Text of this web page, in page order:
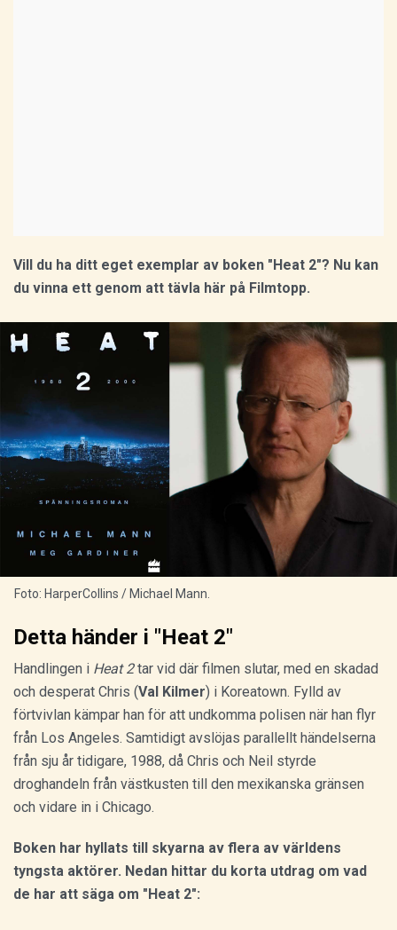
Vill du ha ditt eget exemplar av boken "Heat 2"? Nu kan
du vinna ett genom att tävla här på Filmtopp.
Foto: HarperCollins / Michael Mann.
Detta händer i "Heat 2"
Handlingen i Heat 2tar vid där filmen slutar, med en skadad
och desperat Chris (Val Kilmer) i Koreatown. Fylld av
förtvivlan kämpar han för att undkomma polisen när han flyr
från Los Angeles. Samtidigt avslöjas parallellt händelserna
från sju år tidigare, 1988, då Chris och Neil styrde
droghandeln från västkusten till den mexikanska gränsen
och vidare in i Chicago.
Boken har hyllats till skyarna av flera av världens
tyngsta aktörer. Nedan hittar du korta utdrag om vad
de har att säga om "Heat 2":